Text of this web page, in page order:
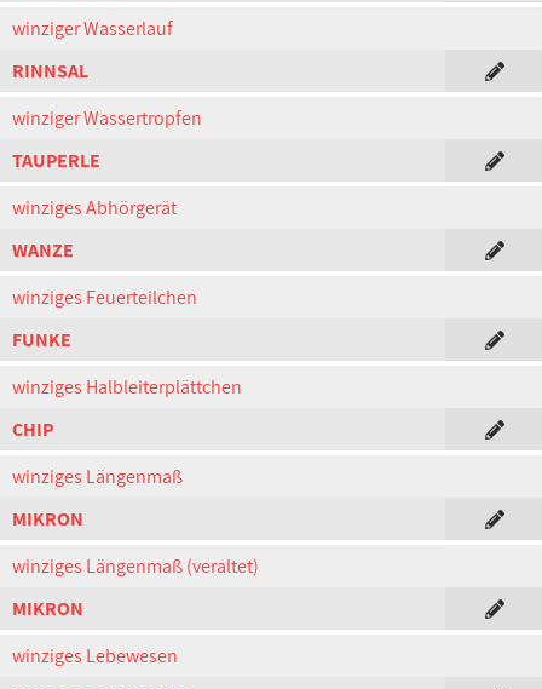
winziger Wasserlauf
RINNSAL
winziger Wassertropfen
TAUPERLE
winziges Abhörgerät
WANZE
winziges Feuerteilchen
FUNKE
winziges Halbleiterplättchen
CHIP
winziges Längenmaß
MIKRON
winziges Längenmaß (veraltet)
MIKRON
winziges Lebewesen